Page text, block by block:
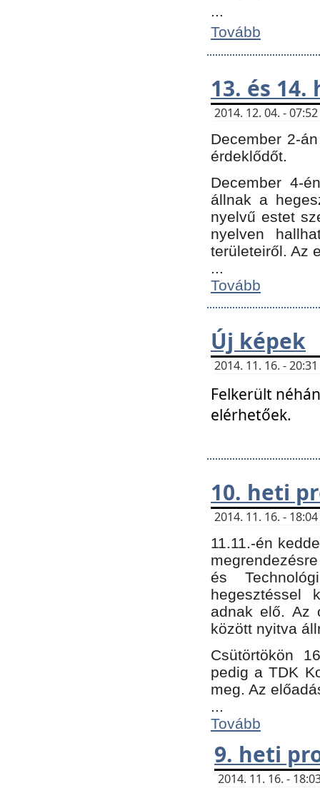
...
Tovább
13. és
2014. 12. 04. -
December 2-
érdeklődőt.
December 4-
állnak a
nyelvű estet
nyelven
területeiről. Az
...
Tovább
Új képek
2014. 11. 16. -
Felkerült
elérhetőek.
10. heti
2014. 11. 16. -
11.11.-én
és
hegesztéssel
adnak elő. Az
között nyitva
Csütörtökön
pedig a TDK
meg. Az
...
Tovább
9. heti
2014. 11. 16. -